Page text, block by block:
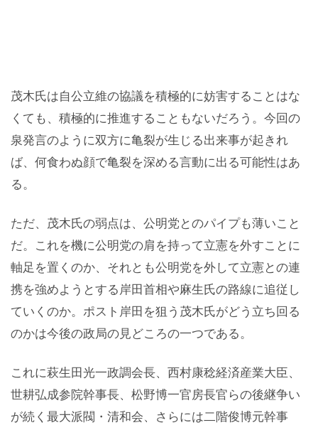
茂木氏は自公立維の協議を積極的に妨害することはな
くても、積極的に推進することもないだろう。今回の
泉発言のように双方に亀裂が生じる出来事が起きれ
ば、何食わぬ顔で亀裂を深める言動に出る可能性はあ
る。
ただ、茂木氏の弱点は、公明党とのパイプも薄いこと
だ。これを機に公明党の肩を持って立憲を外すことに
軸足を置くのか、それとも公明党を外して立憲との連
携を強めようとする岸田首相や麻生氏の路線に追従し
ていくのか。ポスト岸田を狙う茂木氏がどう立ち回る
のかは今後の政局の見どころの一つである。
これに萩生田光一政調会長、西村康稔経済産業大臣、
世耕弘成参院幹事長、松野博一官房長官らの後継争い
が続く最大派閥・清和会、さらには二階俊博元幹事